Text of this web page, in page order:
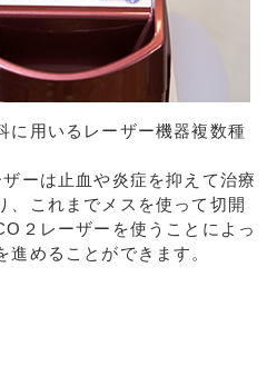
に用いるレーザー機器複数種
ーは止血や炎症を抑えて治療
、これまでメスを使って切開
２レーザーを使うことによっ
めることができます。